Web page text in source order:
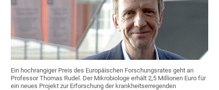
Ein hochrangiger Preis des Europäischen Forschungsrates geht an
Professor Thomas Rudel. Der Mikrobiologe erhält 2,5 Millionen Euro für
ein neues Projekt zur Erforschung der krankheitserregenden